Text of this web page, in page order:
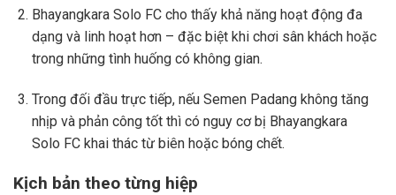
Bhayangkara Solo FC cho thấy khả năng hoạt động đa
dạng và linh hoạt hơn – đặc biệt khi chơi sân khách hoặc
trong những tình huống có không gian.
Trong đối đầu trực tiếp, nếu Semen Padang không tăng
nhịp và phản công tốt thì có nguy cơ bị Bhayangkara
Solo FC khai thác từ biên hoặc bóng chết.
Kịch bản theo từng hiệp